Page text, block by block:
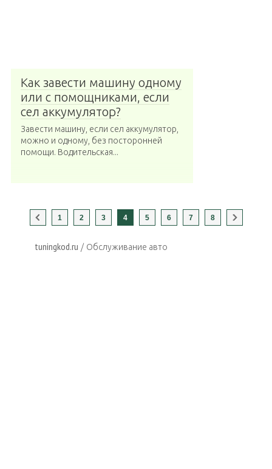
Как завести машину одному
или с помощниками, если
сел аккумулятор?
Завести машину, если сел аккумулятор,
можно и одному, без посторонней
помощи. Водительская...
1 2 3 4 5 6 7 8
tuningkod.ru / Обслуживание авто